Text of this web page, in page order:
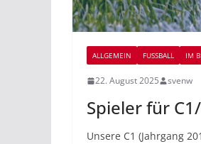
ALLGEMEIN FUSSBALL IM
22. August 2025 svenw
Spieler für
Unsere C1 (Jahrgang